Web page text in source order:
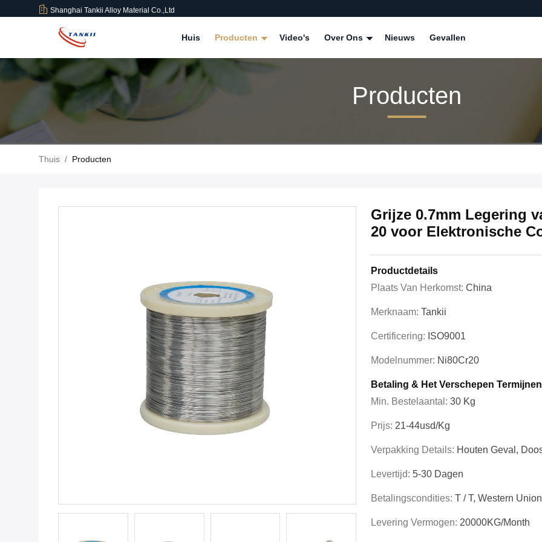
Shanghai Tankii Alloy Material Co.,Ltd
Huis Producten Video's Over Ons Nieuws Gevallen
Producten
Thuis / Producten
Grijze 0.7mm Legering
20 voor Elektronische
Productdetails
Plaats Van Herkomst: China
Merknaam: Tankii
Certificering: ISO9001
Modelnummer: Ni80Cr20
Betaling & Het Verschepen Termijnen
Min. Bestelaantal: 30 Kg
Prijs: 21-44usd/kg
Verpakking Details: Houten Geval,
Levertijd: 5-30 Dagen
Betalingscondities: T / T, Western Union
Levering Vermogen: 20000KG/Month